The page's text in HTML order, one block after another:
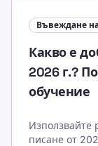
Въвеждане
Какво е
2026 г.?
обучение
Използвайте
писане от